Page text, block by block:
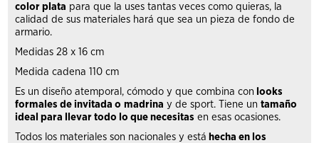
color plata para que la uses tantas veces como quieras, la
calidad de sus materiales hará que sea un pieza de fondo de
armario.
Medidas 28 x 16 cm
Medida cadena 110 cm
Es un diseño atemporal, cómodo y que combina con looks
formales de invitada o madrina y de sport. Tiene untamaño
ideal para llevar todo lo que necesitas en esas ocasiones.
Todos los materiales son nacionales y está hecha en los